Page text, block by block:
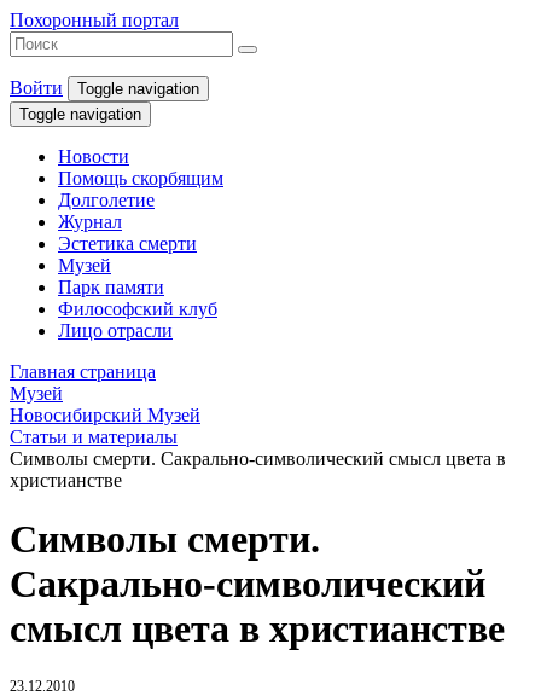
Похоронный портал
Войти
Toggle navigation
Toggle navigation
Новости
Помощь скорбящим
Долголетие
Журнал
Эстетика смерти
Музей
Парк памяти
Философский клуб
Лицо отрасли
Главная страница
Музей
Новосибирский Музей
Статьи и материалы
Символы смерти. Сакрально-символический смысл цвета в
христианстве
Символы смерти.
Сакрально-символический
смысл цвета в христианстве
23.12.2010